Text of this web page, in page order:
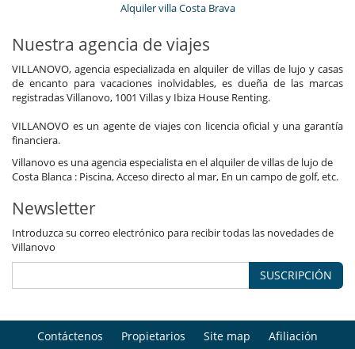
Alquiler villa Costa Brava
Nuestra agencia de viajes
VILLANOVO, agencia especializada en alquiler de villas de lujo y casas
de encanto para vacaciones inolvidables, es dueña de las marcas
registradas Villanovo, 1001 Villas y Ibiza House Renting.
VILLANOVO es un agente de viajes con licencia oficial y una garantía
financiera.
Villanovo es una agencia especialista en el alquiler de villas de lujo de
Costa Blanca : Piscina, Acceso directo al mar, En un campo de golf, etc.
Newsletter
Introduzca su correo electrónico para recibir todas las novedades de
Villanovo
SUSCRIPCIÓN
Contáctenos Propietarios Site map
Afiliación